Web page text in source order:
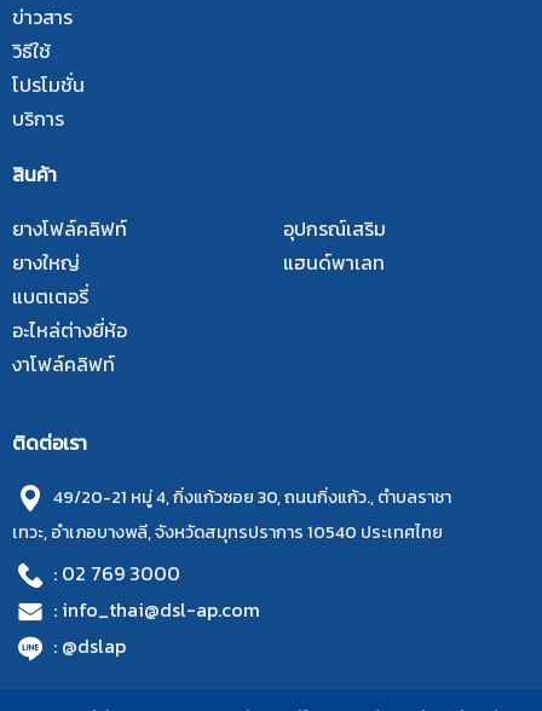
ข่าวสาร
วิธีใช้
โปรโมชั่น
บริการ
สินค้า
ยางโฟล์คลิฟท์
ยางใหญ่
แบตเตอรี่
อะไหล่ต่างยี่ห้อ
งาโฟล์คลิฟท์
อุปกรณ์เสริม
แฮนด์พาเลท
ติดต่อเรา
49/20-21 หมู่ 4, กิ่งแก้วซอย 30, ถนนกิ่งแก้ว., ตำบลราชา
เทวะ, อำเภอบางพลี, จังหวัดสมุทรปราการ 10540 ประเทศไทย
: 02 769 3000
: info_thai@dsl-ap.com
: @dslap